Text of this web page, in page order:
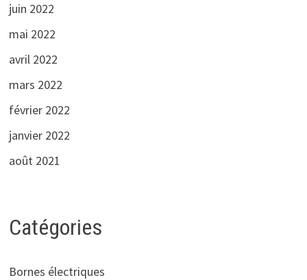
juin 2022
mai 2022
avril 2022
mars 2022
février 2022
janvier 2022
août 2021
Catégories
Bornes électriques